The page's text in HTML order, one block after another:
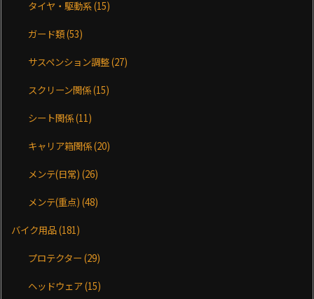
タイヤ・駆動系(15)
ガード類(53)
サスペンション調整(27)
スクリーン関係(15)
シート関係(11)
キャリア箱関係(20)
メンテ(日常)(26)
メンテ(重点)(48)
バイク用品(181)
プロテクター(29)
ヘッドウェア(15)